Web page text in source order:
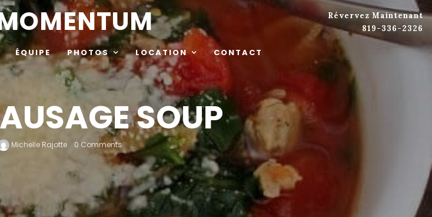
Révervez Maintenant
819-336-2326
ÉQUIPE PHOTOS LOCATION CONTACT
SOUP
Michelle Rajotte 0 Comments